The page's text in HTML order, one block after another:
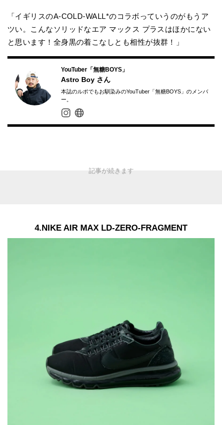
「イギリスのA-COLD-WALL*のコラボっていうのがもうア
ツい。こんなソリッドなエア マックス プラスはほかにない
と思います！全身黒の着こなしとも相性が抜群！」
YouTuber「無糖BOYS」
Astro Boy さん
本誌のルポでもお馴染みのYouTuber「無糖BOYS」のメンバ
ー。
4.NIKE AIR MAX LD-ZERO-FRAGMENT